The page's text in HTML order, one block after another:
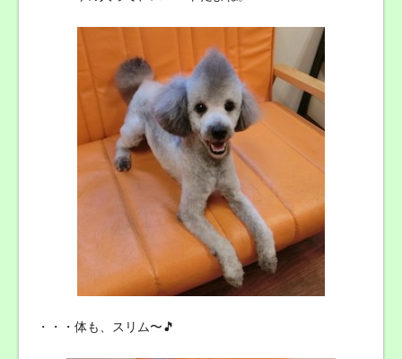
・・・体も、スリム〜🎵